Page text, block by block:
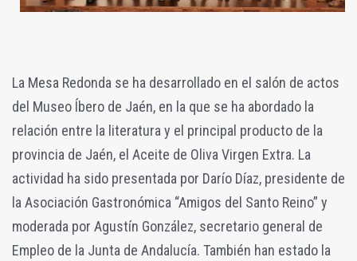
La Mesa Redonda se ha desarrollado en el salón de actos
del Museo Íbero de Jaén, en la que se ha abordado la
relación entre la literatura y el principal producto de la
provincia de Jaén, el Aceite de Oliva Virgen Extra. La
actividad ha sido presentada por Darío Díaz, presidente de
la Asociación Gastronómica “Amigos del Santo Reino” y
moderada por Agustín González, secretario general de
Empleo de la Junta de Andalucía. También han estado la